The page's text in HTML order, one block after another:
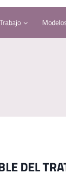
DEL